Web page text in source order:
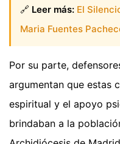
🔗 Leer más: El
Maria Fuentes
Por su parte,
argumentan que estas
espiritual y el apoyo
brindaban a la